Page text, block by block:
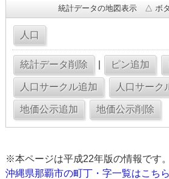
統計データの地図表示 △ ボ
※本ページは平成22年版の情報です
沖縄県那覇市の町丁・字一覧はこちら